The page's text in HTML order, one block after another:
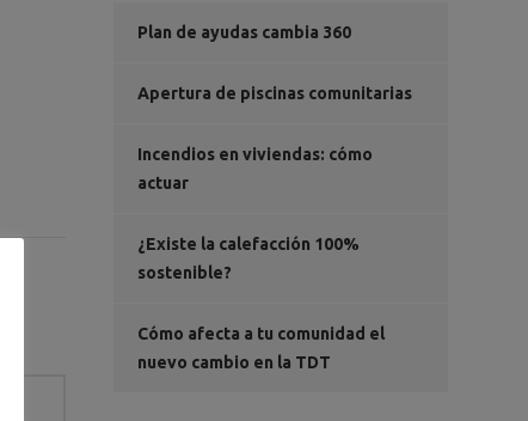
Plan de ayudas cambia 360
Apertura de piscinas comunitarias
Incendios en viviendas: cómo
actuar
¿Existe la calefacción 100%
sostenible?
Cómo afecta a tu comunidad el
nuevo cambio en la TDT